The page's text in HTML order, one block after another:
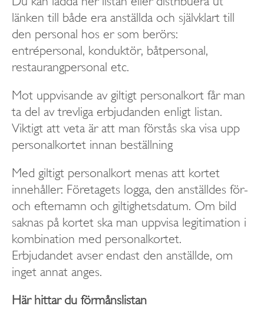
länken till både era anställda och självklart till
den personal hos er som berörs:
entrépersonal, konduktör, båtpersonal,
restaurangpersonal etc.
Mot uppvisande av giltigt personalkort får man
ta del av trevliga erbjudanden enligt listan.
Viktigt att veta är att man förstås ska visa upp
personalkortet innan beställning
Med giltigt personalkort menas att kortet
innehåller: Företagets logga, den anställdes för-
och efternamn och giltighetsdatum. Om bild
saknas på kortet ska man uppvisa legitimation i
kombination med personalkortet.
Erbjudandet avser endast den anställde, om
inget annat anges.
Här hittar du förmånslistan